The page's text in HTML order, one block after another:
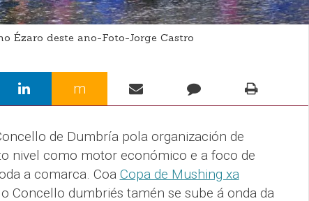
Ézaro deste ano-Foto-Jorge Castro
m
de Dumbría pola organización de
nivel como motor económico e a foco de
a comarca. Coa Copa de Mushing xa
o Concello dumbriés tamén se sube á onda da